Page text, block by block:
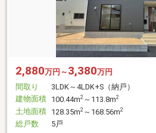
2,880万円～ 3,380万円
間取り
3LDK～4LDK+S（納戸）
建物面積 100.44m2 ～113.8m2
土地面積 128.35m2 ～168.56m2
総戸数 5戸